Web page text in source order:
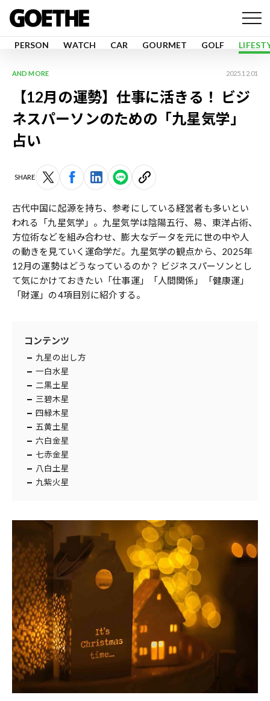
PERSON WATCH CAR GOURMET GOLF
AND MORE 2025.12.01
【12月の運勢】仕事に活きる！ ビジ
ネスパーソンのための「九星気学」
占い
SHARE
古代中国に起源を持ち、参考にしている経営者も多いとい
われる「九星気学」。九星気学は陰陽五行、易、東洋占術、
方位術などを組み合わせ、膨大なデータを元に世の中や人
の動きを見ていく運命学だ。九星気学の観点から、2025年
12月の運勢はどうなっているのか？ ビジネスパーソンとし
て気にかけておきたい「仕事運」「人間関係」「健康運」
「財運」の4項目別に紹介する。
コンテンツ
九星の出し方
一白水星
二黒土星
三碧木星
四緑木星
五黄土星
六白金星
七赤金星
八白土星
九紫火星